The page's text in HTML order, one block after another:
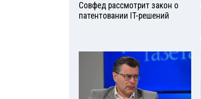
Совфед рассмотрит закон о
патентовании IT-решений